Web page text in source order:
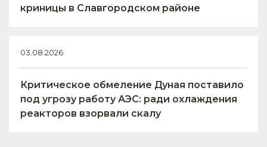
криницы в Славгородском районе
03.08.2026
Критическое обмеление Дуная поставило
под угрозу работу АЭС: ради охлаждения
реакторов взорвали скалу